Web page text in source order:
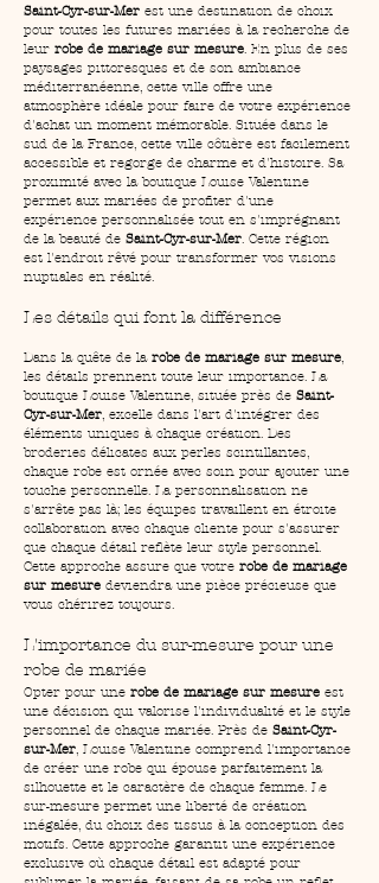
Saint-Cyr-sur-Mer est une destination de choix
pour toutes les futures mariées à la recherche de
leur robe de mariage sur mesure. En plus de ses
paysages pittoresques et de son ambiance
méditerranéenne, cette ville offre une
atmosphère idéale pour faire de votre expérience
d'achat un moment mémorable. Située dans le
sud de la France, cette ville côtière est facilement
accessible et regorge de charme et d'histoire. Sa
proximité avec la boutique Louise Valentine
permet aux mariées de profiter d'une
expérience personnalisée tout en s'imprégnant
de la beauté de Saint-Cyr-sur-Mer. Cette région
est l'endroit rêvé pour transformer vos visions
nuptiales en réalité.
Les détails qui font la différence
Dans la quête de la robe de mariage sur mesure,
les détails prennent toute leur importance. La
boutique Louise Valentine, située près de Saint-
Cyr-sur-Mer, excelle dans l'art d'intégrer des
éléments uniques à chaque création. Des
broderies délicates aux perles scintillantes,
chaque robe est ornée avec soin pour ajouter une
touche personnelle. La personnalisation ne
s'arrête pas là; les équipes travaillent en étroite
collaboration avec chaque cliente pour s'assurer
que chaque détail reflète leur style personnel.
Cette approche assure que votre robe de mariage
sur mesure deviendra une pièce précieuse que
vous chérirez toujours.
L'importance du sur-mesure pour une
robe de mariée
Opter pour une robe de mariage sur mesure est
une décision qui valorise l'individualité et le style
personnel de chaque mariée. Près de Saint-Cyr-
sur-Mer, Louise Valentine comprend l'importance
de créer une robe qui épouse parfaitement la
silhouette et le caractère de chaque femme. Le
sur-mesure permet une liberté de création
inégalée, du choix des tissus à la conception des
motifs. Cette approche garantit une expérience
exclusive où chaque détail est adapté pour